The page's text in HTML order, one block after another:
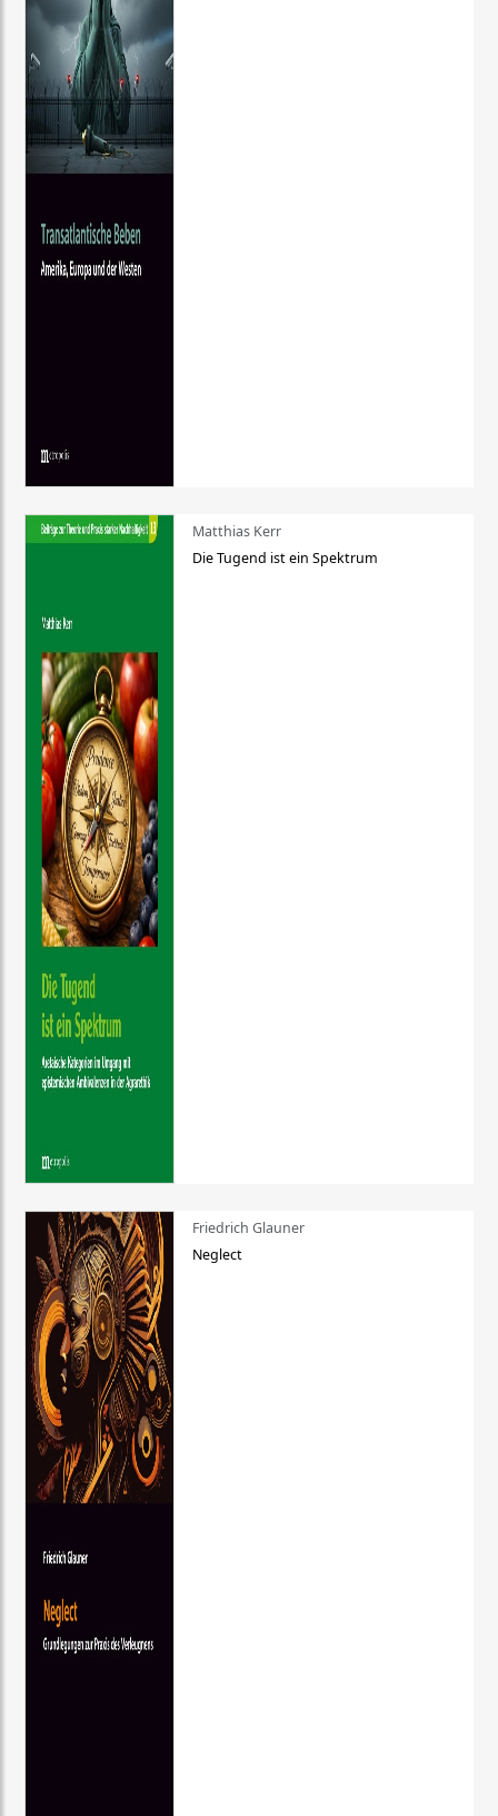
Matthias Kerr
Die Tugend ist ein Spektrum
Friedrich Glauner
Neglect